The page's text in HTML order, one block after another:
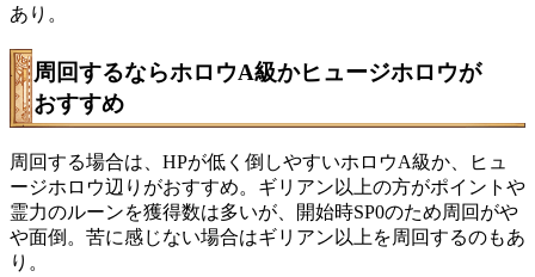
あり。
周回するならホロウA級かヒュージホロウが
おすすめ
周回する場合は、HPが低く倒しやすいホロウA級か、ヒュ
ージホロウ辺りがおすすめ。ギリアン以上の方がポイントや
霊力のルーンを獲得数は多いが、開始時SP0のため周回がや
や面倒。苦に感じない場合はギリアン以上を周回するのもあ
り。